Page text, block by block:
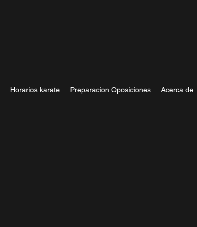
Horarios karate Preparacion Oposiciones Acerca de